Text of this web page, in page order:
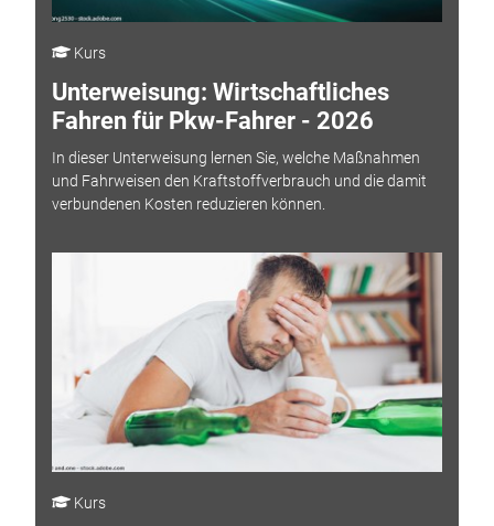
Kurs
Unterweisung: Wirtschaftliches
Fahren für Pkw-Fahrer - 2026
In dieser Unterweisung lernen Sie, welche Maßnahmen
und Fahrweisen den Kraftstoffverbrauch und die damit
verbundenen Kosten reduzieren können.
Kurs